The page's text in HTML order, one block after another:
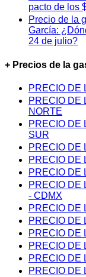
pacto de los
Precio de la
García:
24 de julio?
+ Precios de la
PRECIO DE
PRECIO DE
NORTE
PRECIO DE
SUR
PRECIO DE
PRECIO DE
PRECIO DE
PRECIO DE
- CDMX
PRECIO DE
PRECIO DE
PRECIO DE
PRECIO DE
PRECIO DE
PRECIO DE